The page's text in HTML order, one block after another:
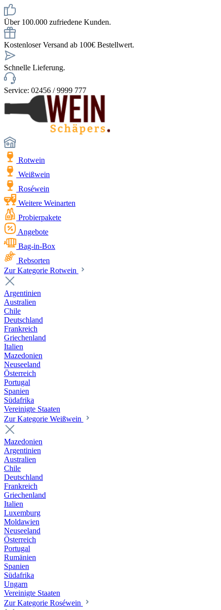
Über 100.000 zufriedene Kunden.
Kostenloser Versand ab 100€ Bestellwert.
Schnelle Lieferung.
Service: 02456 / 9999 777
Rotwein
Weißwein
Roséwein
Weitere Weinarten
Probierpakete
Angebote
Bag-in-Box
Rebsorten
Zur Kategorie Rotwein
Argentinien
Australien
Chile
Deutschland
Frankreich
Griechenland
Italien
Mazedonien
Neuseeland
Österreich
Portugal
Spanien
Südafrika
Vereinigte Staaten
Zur Kategorie Weißwein
Mazedonien
Argentinien
Australien
Chile
Deutschland
Frankreich
Griechenland
Italien
Luxemburg
Moldawien
Neuseeland
Österreich
Portugal
Rumänien
Spanien
Südafrika
Ungarn
Vereinigte Staaten
Zur Kategorie Roséwein